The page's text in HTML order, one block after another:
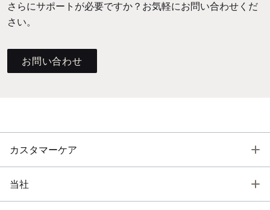
さらにサポートが必要ですか？お気軽にお問い合わせくだ
さい。
お問い合わせ
カスタマーケア
当社